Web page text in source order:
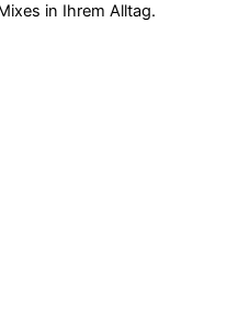
in Ihrem Alltag.